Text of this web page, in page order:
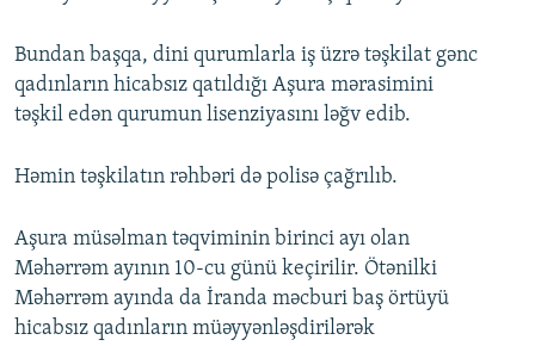
Bundan başqa, dini qurumlarla iş üzrə təşkilat gənc
qadınların hicabsız qatıldığı Aşura mərasimini
təşkil edən qurumun lisenziyasını ləğv edib.
Həmin təşkilatın rəhbəri də polisə çağrılıb.
Aşura müsəlman təqviminin birinci ayı olan
Məhərrəm ayının 10-cu günü keçirilir. Ötənilki
Məhərrəm ayında da İranda məcburi baş örtüyü
hicabsız qadınların müəyyənləşdirilərək